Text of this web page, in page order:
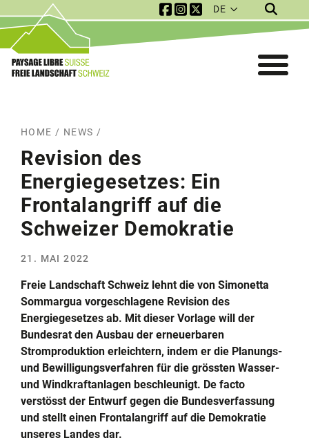
Service Navigation
DE
HOME / NEWS /
Revision des
Energiegesetzes: Ein
Frontalangriff auf die
Schweizer Demokratie
21. MAI 2022
Freie Landschaft Schweiz lehnt die von Simonetta
Sommargua vorgeschlagene Revision des
Energiegesetzes ab. Mit dieser Vorlage will der
Bundesrat den Ausbau der erneuerbaren
Stromproduktion erleichtern, indem er die Planungs-
und Bewilligungsverfahren für die grössten Wasser-
und Windkraftanlagen beschleunigt. De facto
verstösst der Entwurf gegen die Bundesverfassung
und stellt einen Frontalangriff auf die Demokratie
unseres Landes dar.